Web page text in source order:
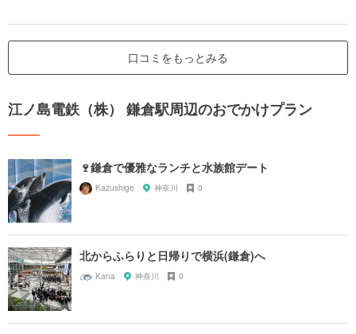
口コミをもっとみる
江ノ島電鉄（株） 鎌倉駅周辺のおでかけプラン
🍷鎌倉で優雅なランチと水族館デート
Kazushige 神奈川 0
北からふらりと日帰りで横浜(鎌倉)へ
Kana 神奈川 0